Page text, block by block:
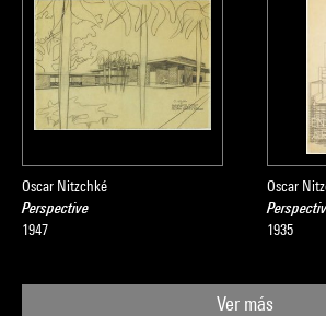
Oscar Nitzchké
Perspective
1947
Oscar
1935
Ver más